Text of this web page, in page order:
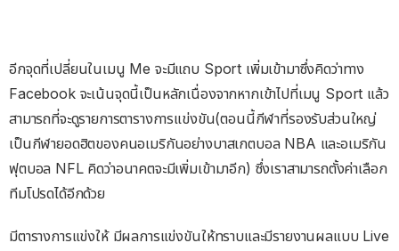
อีกจุดที่เปลี่ยนในเมนู Me จะมีแถบ Sport เพิ่มเข้ามาซึ่งคิดว่าทาง
Facebook จะเน้นจุดนี้เป็นหลักเนื่องจากหากเข้าไปที่เมนู Sport แล้ว
สามารถที่จะดูรายการตารางการแข่งขัน(ตอนนี้กีฬาที่รองรับส่วนใหญ่
เป็นกีฬายอดฮิตของคนอเมริกันอย่างบาสเกตบอล NBA และอเมริกัน
ฟุตบอล NFL คิดว่าอนาคตจะมีเพิ่มเข้ามาอีก) ซึ่งเราสามารถตั้งค่าเลือก
ทีมโปรดได้อีกด้วย
มีตารางการแข่งให้ มีผลการแข่งขันให้ทราบและมีรายงานผลแบบ Live